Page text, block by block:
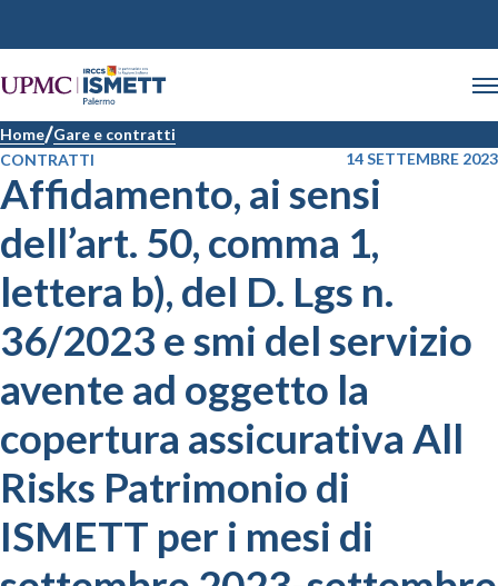
Home Gare e contratti
CONTRATTI
14 SETTEMBRE 2023
Affidamento, ai sensi
dell’art. 50, comma 1,
lettera b), del D. Lgs n.
36/2023 e smi del servizio
avente ad oggetto la
copertura assicurativa All
Risks Patrimonio di
ISMETT per i mesi di